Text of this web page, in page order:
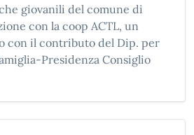
giovanili del comune di
con la coop ACTL, un
con il contributo del Dip. per
Presidenza Consiglio